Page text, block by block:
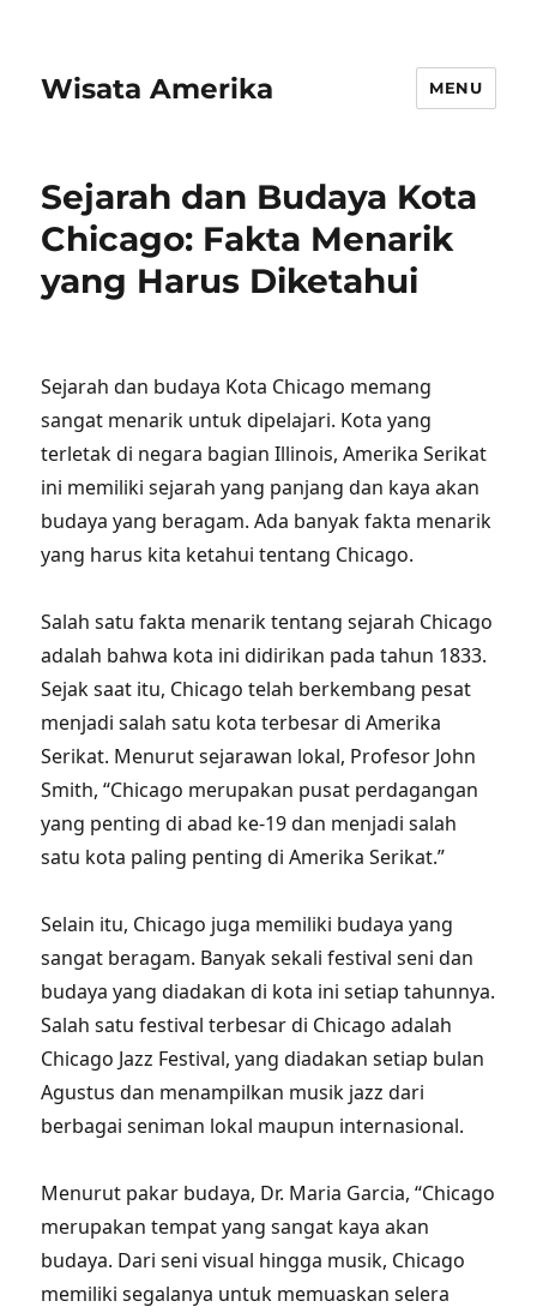
Wisata Amerika MENU
Sejarah dan Budaya Kota
Chicago: Fakta Menarik
yang Harus Diketahui
Sejarah dan budaya Kota Chicago memang
sangat menarik untuk dipelajari. Kota yang
terletak di negara bagian Illinois, Amerika Serikat
ini memiliki sejarah yang panjang dan kaya akan
budaya yang beragam. Ada banyak fakta menarik
yang harus kita ketahui tentang Chicago.
Salah satu fakta menarik tentang sejarah Chicago
adalah bahwa kota ini didirikan pada tahun 1833.
Sejak saat itu, Chicago telah berkembang pesat
menjadi salah satu kota terbesar di Amerika
Serikat. Menurut sejarawan lokal, Profesor John
Smith, “Chicago merupakan pusat perdagangan
yang penting di abad ke-19 dan menjadi salah
satu kota paling penting di Amerika Serikat.”
Selain itu, Chicago juga memiliki budaya yang
sangat beragam. Banyak sekali festival seni dan
budaya yang diadakan di kota ini setiap tahunnya.
Salah satu festival terbesar di Chicago adalah
Chicago Jazz Festival, yang diadakan setiap bulan
Agustus dan menampilkan musik jazz dari
berbagai seniman lokal maupun internasional.
Menurut pakar budaya, Dr. Maria Garcia, “Chicago
merupakan tempat yang sangat kaya akan
budaya. Dari seni visual hingga musik, Chicago
memiliki segalanya untuk memuaskan selera